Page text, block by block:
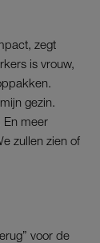
zegt
is vrouw,
gezin.
meer
zullen zien of
voor de